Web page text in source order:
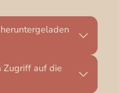
Zugriff auf die